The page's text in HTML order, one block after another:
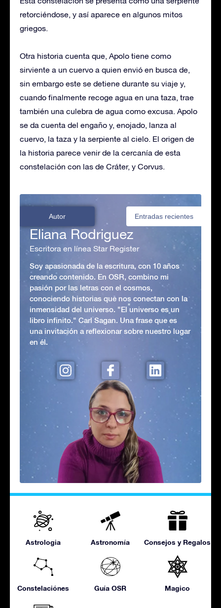
retorciéndose, y así aparece en algunos mitos
griegos.
Otra historia cuenta que, Apolo tiene como
sirviente a un cuervo a quien envió en busca de,
sin embargo este se detiene durante su viaje y,
cuando finalmente recoge agua en una taza, trae
también una culebra de agua como excusa. Apolo
se da cuenta del engaño y, enojado, lanza al
cuervo, la taza y la serpiente al cielo. El origen de
la historia parece venir de la cercanía de esta
constelación con las de Cráter, y Corvus.
Autor Entradas recientes
Eliana Rodriguez
Escritora en línea Star Register
Soy apasionada de la escritura, con 10 años
creando contenido. En OSR, combino mi
pasión por las letras con el cosmos,
conociendo historias que nos conectan con la
inmensidad del universo. "El universo es un
libro infinito." Carl Sagan. Una frase que es
una invitación a reflexionar sobre nuestro lugar
en él.
Astrologia Astronomía Consejos y Regalos
Constelaciónes Guía OSR Magico